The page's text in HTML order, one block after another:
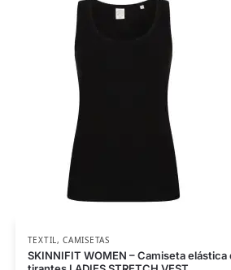
TEXTIL,CAMISETAS
SKINNIFIT WOMEN – Camiseta elástica